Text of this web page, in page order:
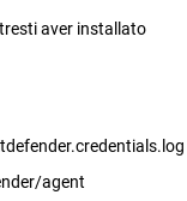
aver installato
agent